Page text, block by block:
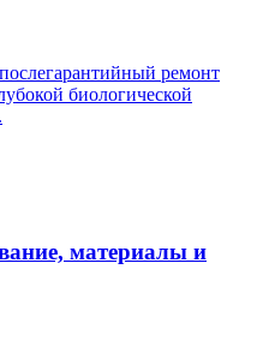
ремонт
биологической
материалы и